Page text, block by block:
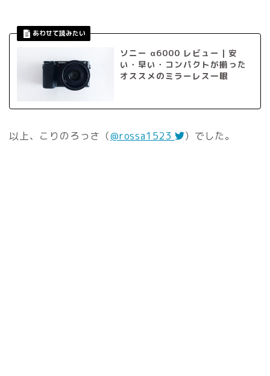
ソニー α6000 レビュー｜安
い・早い・コンパクトが揃った
オススメのミラーレス一眼
以上、こりのろっさ（@rossa1523 ）でした。